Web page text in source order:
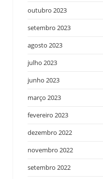
outubro 2023
setembro 2023
agosto 2023
julho 2023
junho 2023
março 2023
fevereiro 2023
dezembro 2022
novembro 2022
setembro 2022